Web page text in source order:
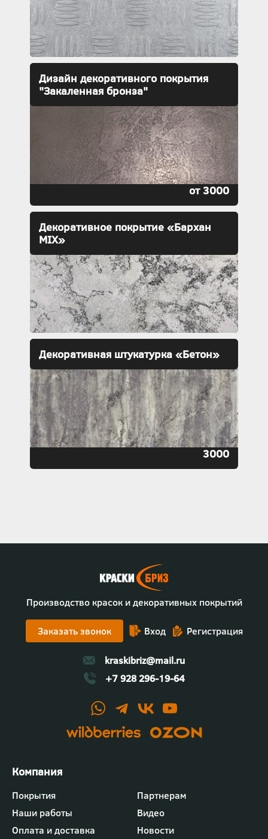
Дизайн декоративного покрытия
"Закаленная бронза"
от 3000
Декоративное покрытие «Бархан
MIX»
Декоративная штукатурка «Бетон»
3000
Производство красок и декоративных покрытий
Заказать звонок Вход Регистрация
kraskibriz@mail.ru
+7 928 296-19-64
Футер
-
меню
"Компания"
Покрытия
Партнерам
Наши работы
Видео
Оплата и доставка
Новости